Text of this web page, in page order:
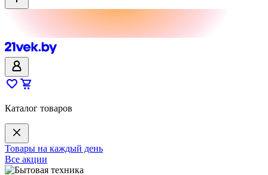
Каталог товаров
Товары на каждый день
Все акции